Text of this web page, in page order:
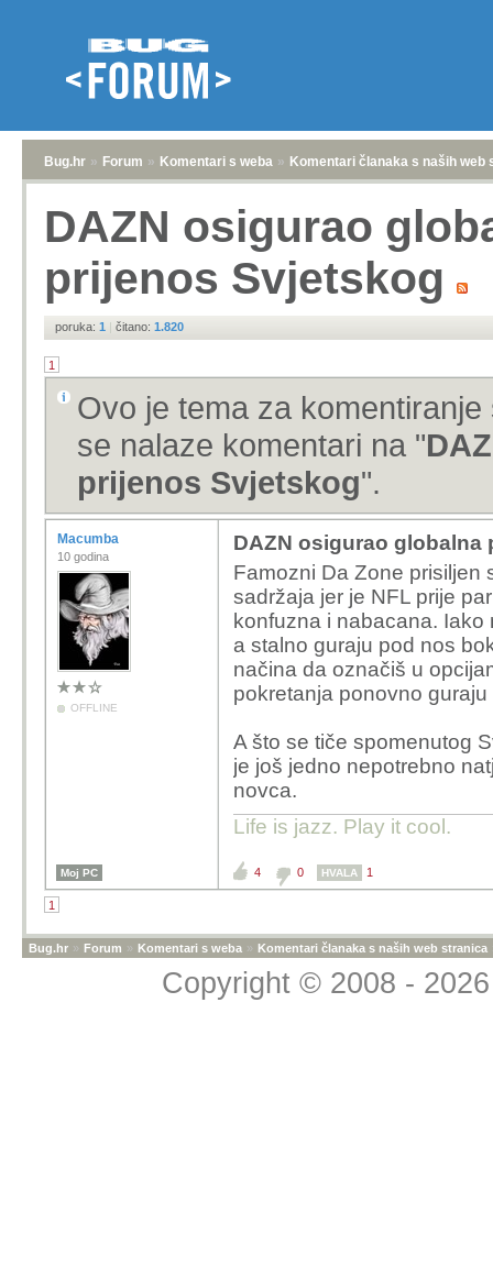
Bug.hr » Forum » Komentari s weba » Komentari članaka s naših web
DAZN osigurao
prijenos Svjetskog
poruka: 1 | čitano: 1.820
1
Ovo je tema za
se nalaze komentari na "
prijenos Svjetskog".
Macumba
10 godina
OFFLINE
DAZN osigurao globalna
Famozni Da Zone prisiljen
sadržaja jer je NFL prije
konfuzna i nabacana.
a stalno guraju pod nos
načina da označiš u
pokretanja ponovno
A što se tiče spomenutog
je još jedno nepotrebno
novca.
Life is jazz. Play it cool.
Moj PC 4 0 HVALA 1
1
Bug.hr » Forum » Komentari s weba » Komentari članaka s naših web stranica
Copyright © 2008 -